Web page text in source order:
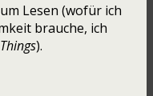
Lesen (wofür ich
brauche, ich
).